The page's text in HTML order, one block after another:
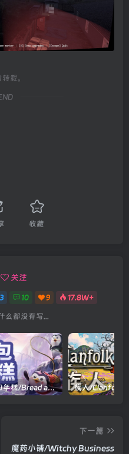
载。
收藏
关注
10 9 17.8W+
么都没有写...
面包和年糕/Bread and Fred Build.21411256|动作冒险|容量1.1GB|官方中文版
下一篇
魔药小铺/Witchy Business